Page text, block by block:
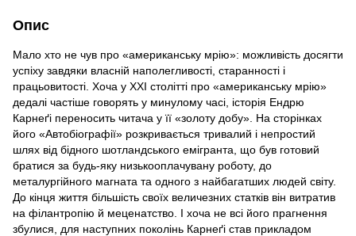
Опис
Мало хто не чув про «американську мрію»: можливість досягти
успіху завдяки власній наполегливості, старанності і
працьовитості. Хоча у ХХІ столітті про «американську мрію»
дедалі частіше говорять у минулому часі, історія Ендрю
Карнеґі переносить читача у її «золоту добу». На сторінках
його «Автобіографії» розкривається тривалий і непростий
шлях від бідного шотландського емігранта, що був готовий
братися за будь-яку низькооплачувану роботу, до
металургійного магната та одного з найбагатших людей світу.
До кінця життя більшість своїх величезних статків він витратив
на філантропію й меценатство. І хоча не всі його прагнення
збулися, для наступних поколінь Карнеґі став прикладом